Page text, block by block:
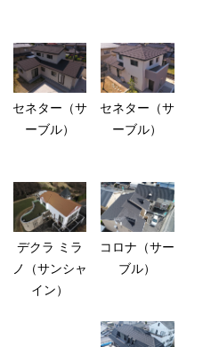
セネター（サ
ーブル）
セネター（サ
ーブル）
デクラ ミラ
ノ（サンシャ
イン）
コロナ（サー
ブル）